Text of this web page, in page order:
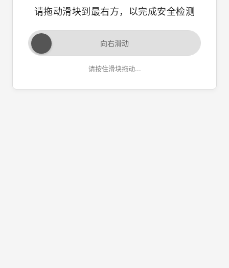
请拖动滑块到最右方，以完成安全检测
向右滑动
请按住滑块拖动...